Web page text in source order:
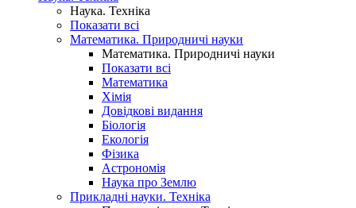
Наука. Техніка
Показати всі
Математика. Природничі науки
Математика. Природничі науки
Показати всі
Математика
Хімія
Довідкові видання
Біологія
Екологія
Фізика
Астрономія
Наука про Землю
Прикладні науки. Техніка